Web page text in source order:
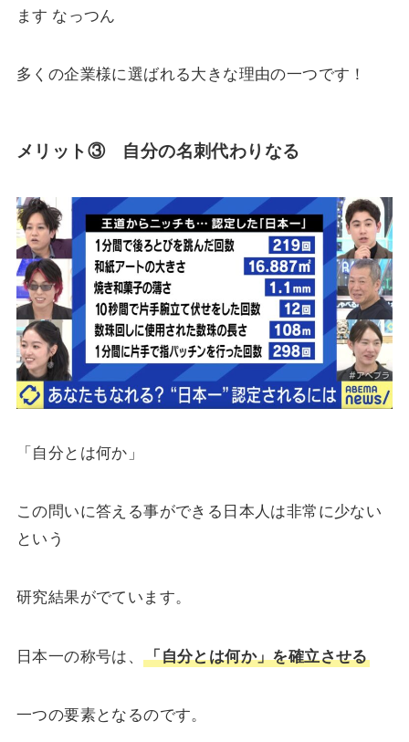
ます なっつん
多くの企業様に選ばれる大きな理由の一つです！
メリット③ 自分の名刺代わりなる
「自分とは何か」
この問いに答える事ができる日本人は非常に少ない
という
研究結果がでています。
日本一の称号は、「自分とは何か」を確立させる
一つの要素となるのです。